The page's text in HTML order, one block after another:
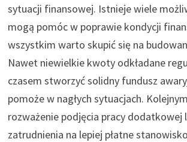
sytuacji finansowej. Istnieje wiele
mogą pomóc w poprawie kondycji
wszystkim warto skupić się na
Nawet niewielkie kwoty odkładane
czasem stworzyć solidny fundusz
pomoże w nagłych sytuacjach.
rozważenie podjęcia pracy dodatkowej
zatrudnienia na lepiej płatne